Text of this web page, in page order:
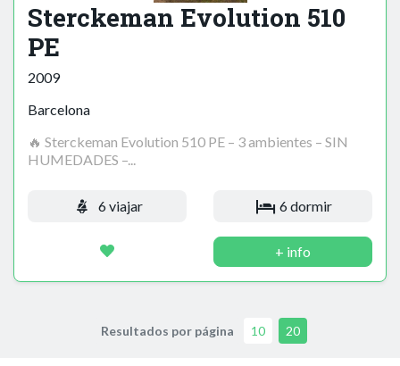
Sterckeman Evolution 510
PE
2009
Barcelona
🔥 Sterckeman Evolution 510 PE – 3 ambientes – SIN
HUMEDADES –...
6 viajar 6 dormir
+ info
Resultados por página 10 20